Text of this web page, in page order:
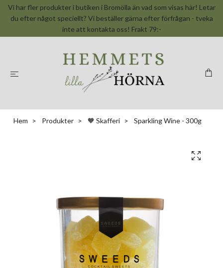
Vi har fler produkter i butiken i Bromölla än vad som visas här! Letar
du efter något speciellt? Vi beställer gärna efter förfrågan - tveka
inte att kontakta oss! Frakt 79:-
Hem Produkter 🧡 Skafferi Sparkling Wine - 300g